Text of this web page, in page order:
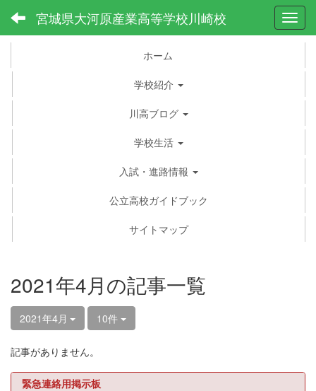
宮城県大河原産業高等学校川崎校
ホーム
学校紹介
川高ブログ
学校生活
入試・進路情報
公立高校ガイドブック
サイトマップ
2021年4月の記事一覧
2021年4月 10件
記事がありません。
緊急連絡用掲示板